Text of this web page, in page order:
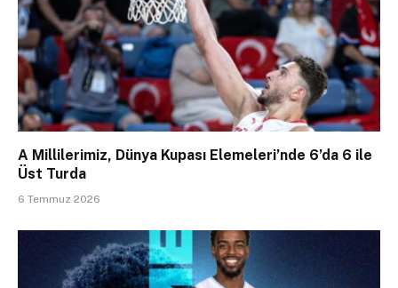
A Millilerimiz, Dünya Kupası Elemeleri’nde 6’da 6 ile
Üst Turda
6 Temmuz 2026